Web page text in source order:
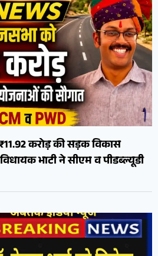
करोड़ की सड़क विकास
भाटी ने सीएम व पीडब्ल्यूडी